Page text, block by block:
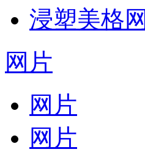
浸塑美格网
网片
网片
网片